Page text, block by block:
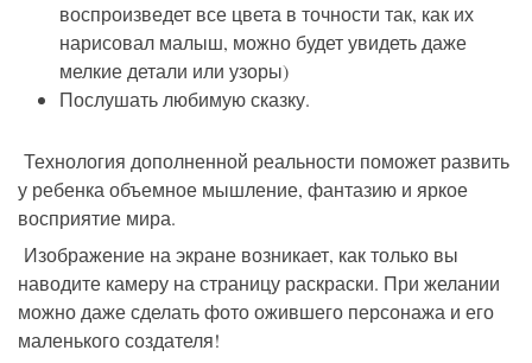
воспроизведет все цвета в точности так, как их
нарисовал малыш, можно будет увидеть даже
мелкие детали или узоры)
Послушать любимую сказку.
Технология дополненной реальности поможет развить
у ребенка объемное мышление, фантазию и яркое
восприятие мира.
Изображение на экране возникает, как только вы
наводите камеру на страницу раскраски. При желании
можно даже сделать фото ожившего персонажа и его
маленького создателя!